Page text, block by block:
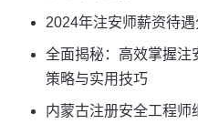
2024年注安师薪资待
全面揭秘：高效掌握注
策略与实用技巧
内蒙古注册安全工程师